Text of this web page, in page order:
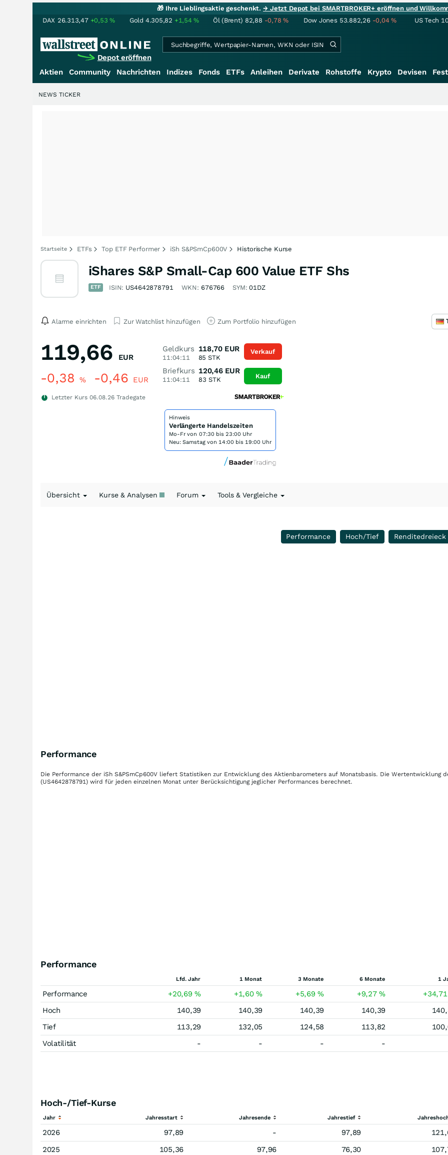
🎁 Ihre Lieblingsaktie geschenkt.→ Jetzt Depot bei SMARTBROKER+ eröffnen und
DAX 26.313,47 +0,53% Gold 4.305,82 +1,54% Öl (Brent) 82,88 -0,78% Dow Jones 53.882,26 -0,04% US Tech
Depot eröffnen
Aktien Community Nachrichten Indizes Fonds ETFs Anleihen Derivate Rohstoffe Krypto Devisen
NEWS TICKER
Startseite ETFs Top ETF Performer iSh S&PSmCp600V Historische Kurse
iShares S&P Small-Cap 600 Value ETF Shs
ETF ISIN: US4642878791 WKN: 676766 SYM:01DZ
Alarme einrichten Zur Watchlist hinzufügen Zum Portfolio hinzufügen
119,66 EUR
-0,38 % -0,46 EUR
Letzter Kurs 06.08.26 Tradegate
Geldkurs
11:04:11
118,70 EUR
85 STK
Briefkurs
11:04:11
120,46 EUR
83 STK
Verkauf
Kauf
Hinweis
Verlängerte Handelszeiten
Mo-Fr von 07:30 bis 23:00 Uhr
Neu: Samstag von 14:00 bis 19:00 Uhr
Übersicht Kurse & Analysen Forum Tools & Vergleiche
Performance Hoch/Tief Renditedreieck
Performance
Die Performance der iSh S&PSmCp600V liefert Statistiken zur Entwicklung des Aktienbarometers auf Monatsbasis. Die Wertentwicklung
(US4642878791) wird für jeden einzelnen Monat unter Berücksichtigung jeglicher Performances berechnet.
Performance
Lfd. Jahr 1 Monat 3 Monate 6 Monate 1
Performance +20,69% +1,60% +5,69% +9,27%
Hoch
140,39 140,39 140,39 140,39
Tief
113,29 132,05 124,58 113,82
Volatilität
- - - -
Hoch-/Tief-Kurse
Jahr Jahresstart Jahresende Jahrestief
2026 97,89 - 97,89
2025
105,36 97,96 76,30